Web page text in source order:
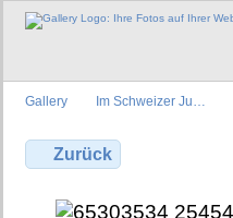
Gallery Im Schweizer Ju…
Zurück